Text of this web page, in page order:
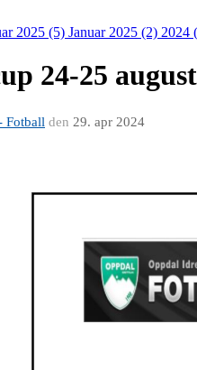
2025 (5) Januar 2025 (2) 2024
24-25
Fotball den 29. apr 2024